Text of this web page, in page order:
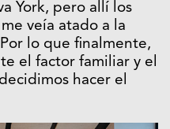
York, pero allí los
veía atado a la
lo que finalmente,
el factor familiar y el
hacer el